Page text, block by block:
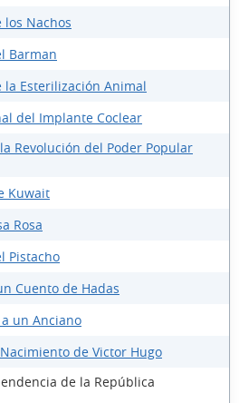
Nachos
Barman
Esterilización Animal
del Implante Coclear
Revolución del Poder Popular
Kuwait
Rosa
Pistacho
Cuento de Hadas
un Anciano
de Victor Hugo
de la República